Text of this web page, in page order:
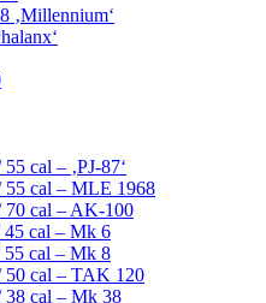
‚Millennium‘
cal – ‚PJ-87‘
55 cal – MLE 1968
70 cal – AK-100
45 cal – Mk 6
55 cal – Mk 8
50 cal – TAK 120
38 cal – Mk 38